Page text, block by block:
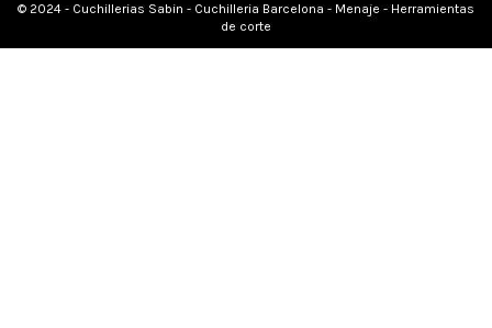
© 2024 - Cuchillerias Sabin - Cuchilleria Barcelona - Menaje - Herramientas
de corte